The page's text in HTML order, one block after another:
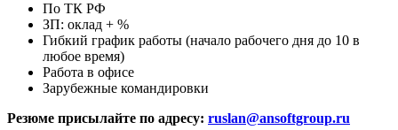
По ТК РФ
ЗП: оклад + %
Гибкий график работы (начало рабочего дня до 10 в
любое время)
Работа в офисе
Зарубежные командировки
Резюме присылайте по адресу: ruslan@ansoftgroup.ru